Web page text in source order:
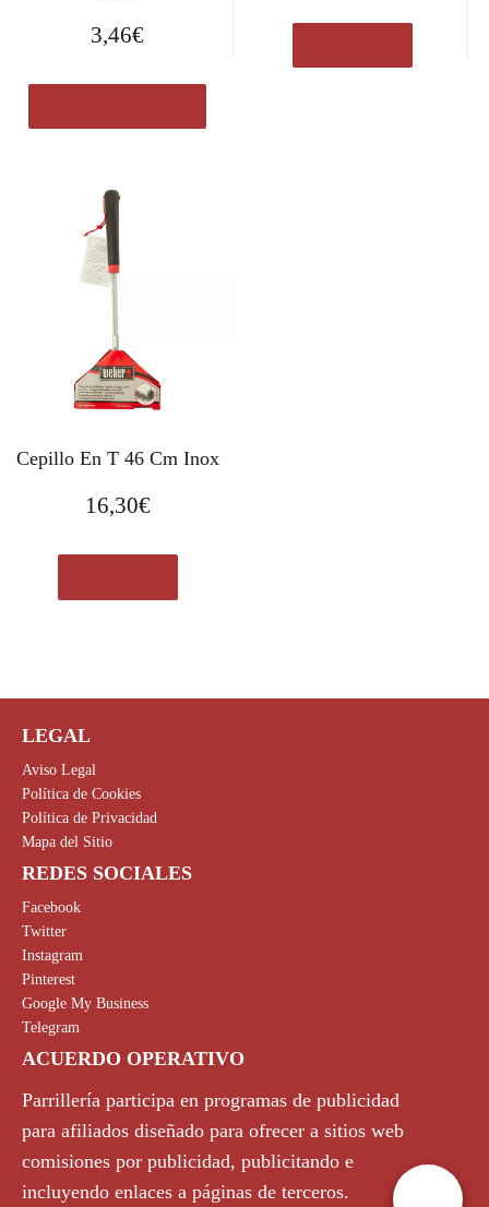
3,46€
Cepillo En T 46 Cm Inox
16,30€
LEGAL
Aviso Legal
Política de Cookies
Política de Privacidad
Mapa del Sitio
REDES SOCIALES
Facebook
Twitter
Instagram
Pinterest
Google My Business
Telegram
ACUERDO OPERATIVO
Parrillería participa en programas de publicidad
para afiliados diseñado para ofrecer a sitios web
comisiones por publicidad, publicitando e
incluyendo enlaces a páginas de terceros.